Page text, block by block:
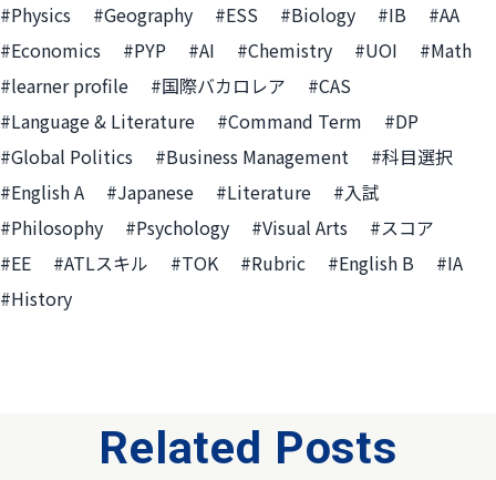
#Physics #Geography #ESS #Biology #IB
#AA
#Economics
#PYP #AI #Chemistry #UOI
#Math
#learner profile
#国際バカロレア
#CAS
#Language & Literature
#Command Term
#DP
#Global Politics
#Business Management
#科目選択
#English A
#Japanese #Literature
#入試
#Philosophy
#Psychology #Visual Arts
#スコア
#EE
#ATLスキル #TOK #Rubric #English B
#IA
#History
Related Posts